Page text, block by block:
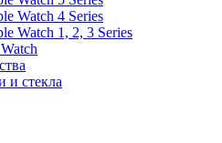
Watch 4 Series
Watch 1, 2, 3 Series
и стекла